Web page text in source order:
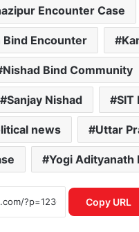
Encounter Case
Bind Encounter
Nishad Bind Community
Sanjay Nishad SIT
news Uttar
Yogi Adityanath
Copy URL
ट्रेन के